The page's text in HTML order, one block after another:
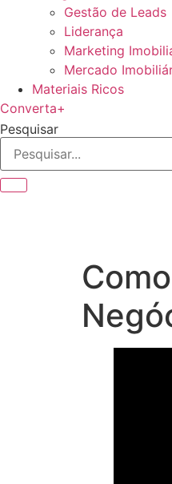
Gestão de Leads
Liderança
Marketing
Mercado
Materiais Ricos
Converta+
Pesquisar